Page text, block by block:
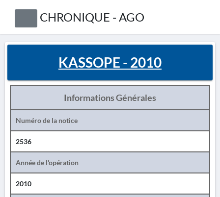
CHRONIQUE - AGO
KASSOPE - 2010
Informations Générales
Numéro de la notice
2536
Année de l'opération
2010